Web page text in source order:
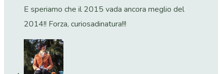
E speriamo che il 2015 vada ancora meglio del
2014!! Forza, curiosadinatura!!!